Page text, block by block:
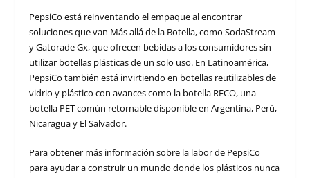
PepsiCo está reinventando el empaque al encontrar
soluciones que van Más allá de la Botella, como SodaStream
y Gatorade Gx, que ofrecen bebidas a los consumidores sin
utilizar botellas plásticas de un solo uso. En Latinoamérica,
PepsiCo también está invirtiendo en botellas reutilizables de
vidrio y plástico con avances como la botella RECO, una
botella PET común retornable disponible en Argentina, Perú,
Nicaragua y El Salvador.
Para obtener más información sobre la labor de PepsiCo
para ayudar a construir un mundo donde los plásticos nunca